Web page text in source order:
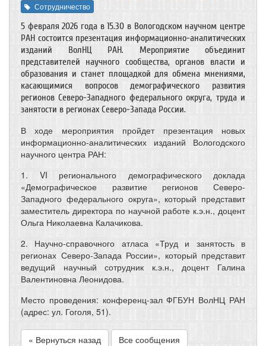
Сотрудничество
5 февраля 2026 года в 15.30 в Вологодском научном центре
РАН состоится презентация информационно-аналитических
изданий ВолНЦ РАН. Мероприятие объединит
представителей научного сообщества, органов власти и
образования и станет площадкой для обмена мнениями,
касающимися вопросов демографического развития
регионов Северо-Западного федерального округа, труда и
занятости в регионах Северо-Запада России.
В ходе мероприятия пройдет презентация новых
информационно-аналитических изданий Вологодского
научного центра РАН:
1. VI регионального демографического доклада
«Демографическое развитие регионов Северо-
Западного федерального округа», который представит
заместитель директора по научной работе к.э.н., доцент
Ольга Николаевна Калачикова.
2. Научно-справочного атласа «Труд и занятость в
регионах Северо-Запада России», который представит
ведущий научный сотрудник к.э.н., доцент Галина
Валентиновна Леонидова.
Место проведения: конференц-зал ФГБУН ВолНЦ РАН
(адрес: ул. Гоголя, 51).
« Вернуться назад Все сообщения